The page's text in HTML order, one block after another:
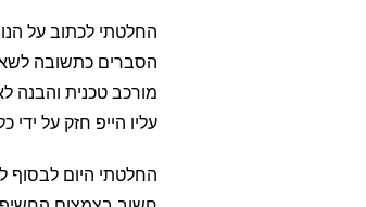
הסברים כתשובה
מורכב טכנית והבנה
עליו הייפ חזק על ידי
החלטתי היום לבסוף